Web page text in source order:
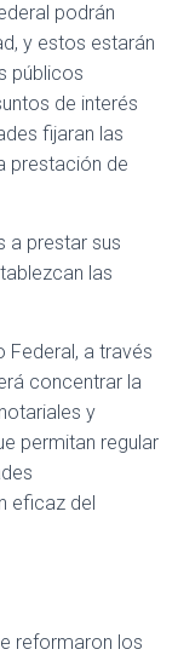
podrán
y estos estarán
públicos
de interés
fijaran las
prestación de
a prestar sus
las
a través
concentrar la
y
permitan regular
eficaz del
reformaron los